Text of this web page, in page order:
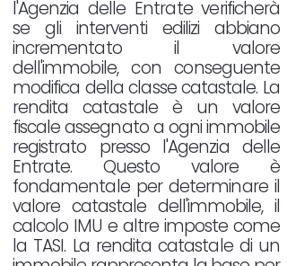
l'Agenzia delle Entrate verificherà
se gli interventi edilizi abbiano
incrementato il valore
dell'immobile, con conseguente
modifica della classe catastale. La
rendita catastale è un valore
fiscale assegnato a ogni immobile
registrato presso l'Agenzia delle
Entrate. Questo valore è
fondamentale per determinare il
valore catastale dell'immobile, il
calcolo IMU e altre imposte come
la TASI. La rendita catastale di un